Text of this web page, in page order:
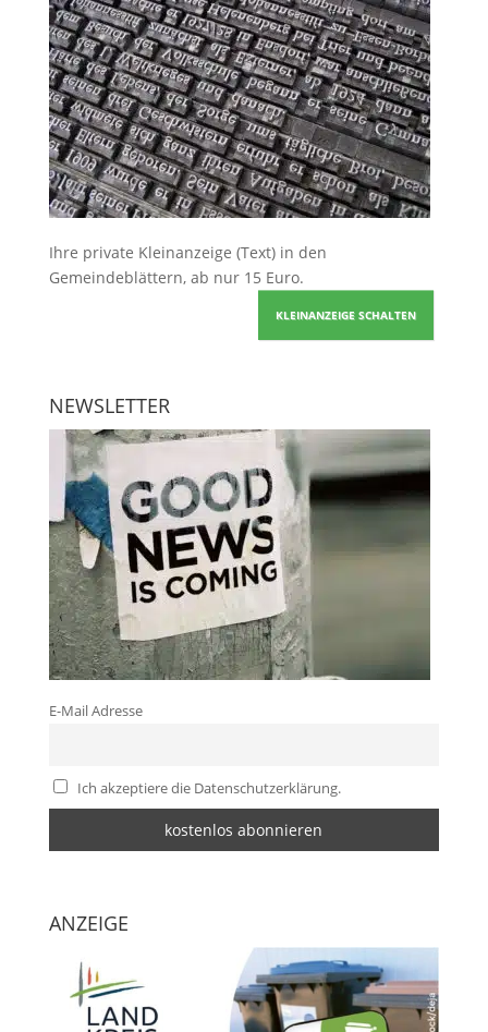
Ihre private Kleinanzeige (Text) in den
Gemeindeblättern, ab nur 15 Euro.
KLEINANZEIGE SCHALTEN
NEWSLETTER
E-Mail Adresse
Ich akzeptiere die Datenschutzerklärung.
ANZEIGE